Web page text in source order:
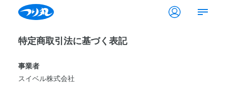
特定商取引法に基づく表記
事業者
スイベル株式会社